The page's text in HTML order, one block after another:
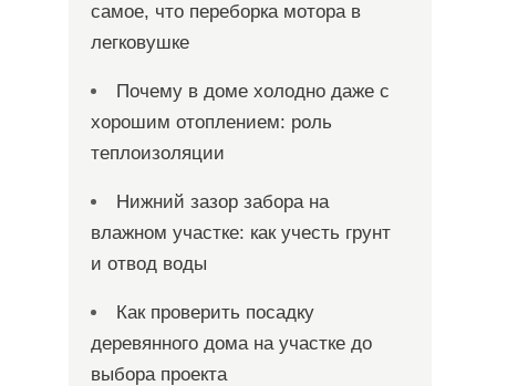
самое, что переборка мотора в
легковушке
Почему в доме холодно даже с
хорошим отоплением: роль
теплоизоляции
Нижний зазор забора на
влажном участке: как учесть грунт
и отвод воды
Как проверить посадку
деревянного дома на участке до
выбора проекта